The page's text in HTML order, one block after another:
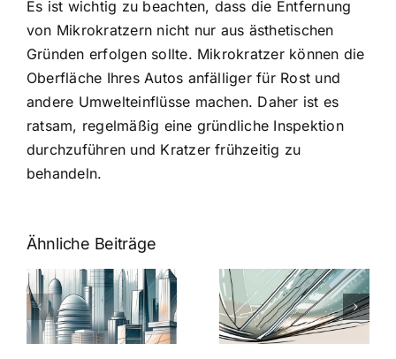
Es ist wichtig zu beachten, dass die Entfernung
von Mikrokratzern nicht nur aus ästhetischen
Gründen erfolgen sollte. Mikrokratzer können die
Oberfläche Ihres Autos anfälliger für Rost und
andere Umwelteinflüsse machen. Daher ist es
ratsam, regelmäßig eine gründliche Inspektion
durchzuführen und Kratzer frühzeitig zu
behandeln.
Ähnliche Beiträge
5 Gründe,
warum
Nanoversiegelung
auf Glas
7
Expertentipps
für maximale